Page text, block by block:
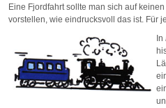
Eine Fjordfahrt sollte man sich auf
vorstellen, wie eindrucksvoll das ist. Für
In